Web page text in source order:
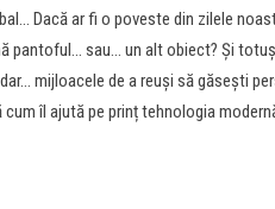
Dacă ar fi o poveste din zilele
pantoful… sau… un alt obiect? Și
mijloacele de a reuși să găsești
îl ajută pe prinț tehnologia